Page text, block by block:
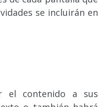
se incluirán en
el contenido a sus